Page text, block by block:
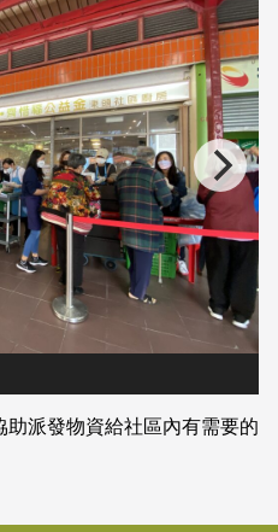
派發物資給社區內有需要的